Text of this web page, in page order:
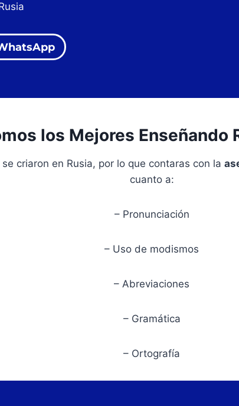
los Mejores Enseñando
criaron en Rusia, por lo que contaras con la
cuanto a:
– Pronunciación
– Uso de modismos
– Abreviaciones
– Gramática
– Ortografía